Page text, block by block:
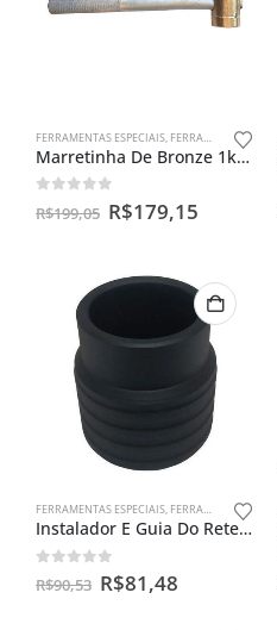
FERRAMENTAS ESPECIAIS, FERRAMENTAS PARA VIRABREQUIM
Marretinha De Bronze 1kg Para Alinhamento De Virabrequim
out of 5
R$199,05 R$179,15
FERRAMENTAS ESPECIAIS, FERRAMENTAS PARA BENGALAS
Instalador E Guia Do Retentor De Bengala Yamaha Crosser 150
out of 5
R$90,53 R$81,48